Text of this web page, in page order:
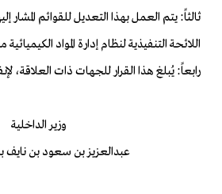
ثالثاً: يتم العمل بهذا التعديل للقوائم المشار
اللائحة التنفيذية لنظام إدارة المواد
رابعاً: يُبلغ هذا القرار للجهات ذات العلاقة،
وزير الداخلية
عبدالعزيز بن سعود بن نايف